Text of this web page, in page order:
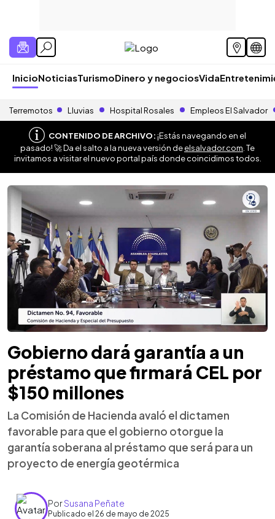
InicioNoticiasTurismoDinero y negociosVida
Terremotos Lluvias Hospital Rosales Empleos El Salvador
CONTENIDO DE ARCHIVO:¡Estás navegando en el
pasado! 🚀 Da el salto a la nueva versión deelsalvador.com . Te
invitamos a visitar el nuevo portal país donde coincidimos todos.
Gobierno dará garantía a un
préstamo que firmará CEL por
$150 millones
La Comisión de Hacienda avaló el dictamen
favorable para que el gobierno otorgue la
garantía soberana al préstamo que será para un
proyecto de energía geotérmica
PorSusana Peñate
Publicado el 26 de mayo de 2025